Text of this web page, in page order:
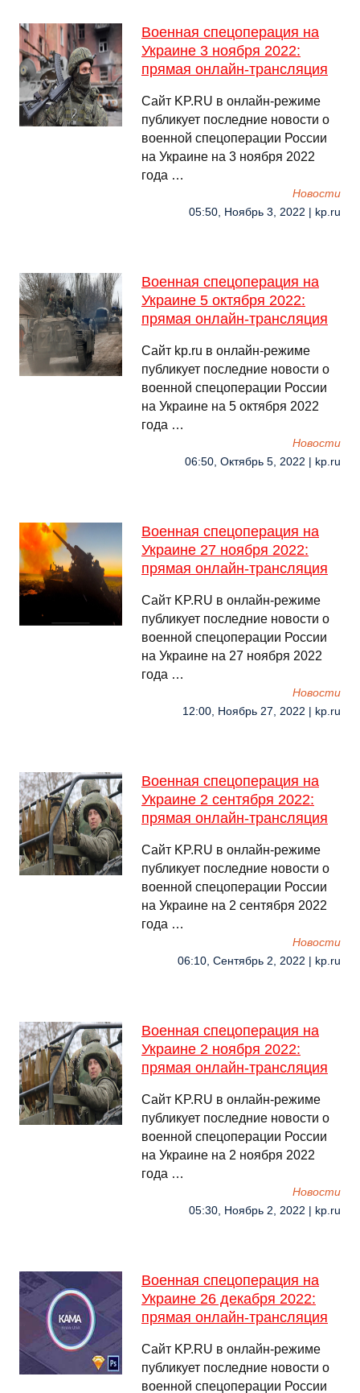
Военная спецоперация на
Украине 3 ноября 2022:
прямая онлайн-трансляция
Сайт KP.RU в онлайн-режиме
публикует последние новости о
военной спецоперации России
на Украине на 3 ноября 2022
года …
Новости
05:50, Ноябрь 3, 2022 | kp.ru
Военная спецоперация на
Украине 5 октября 2022:
прямая онлайн-трансляция
Сайт kp.ru в онлайн-режиме
публикует последние новости о
военной спецоперации России
на Украине на 5 октября 2022
года …
Новости
06:50, Октябрь 5, 2022 | kp.ru
Военная спецоперация на
Украине 27 ноября 2022:
прямая онлайн-трансляция
Сайт KP.RU в онлайн-режиме
публикует последние новости о
военной спецоперации России
на Украине на 27 ноября 2022
года …
Новости
12:00, Ноябрь 27, 2022 | kp.ru
Военная спецоперация на
Украине 2 сентября 2022:
прямая онлайн-трансляция
Сайт KP.RU в онлайн-режиме
публикует последние новости о
военной спецоперации России
на Украине на 2 сентября 2022
года …
Новости
06:10, Сентябрь 2, 2022 | kp.ru
Военная спецоперация на
Украине 2 ноября 2022:
прямая онлайн-трансляция
Сайт KP.RU в онлайн-режиме
публикует последние новости о
военной спецоперации России
на Украине на 2 ноября 2022
года …
Новости
05:30, Ноябрь 2, 2022 | kp.ru
Военная спецоперация на
Украине 26 декабря 2022:
прямая онлайн-трансляция
Сайт KP.RU в онлайн-режиме
публикует последние новости о
военной спецоперации России